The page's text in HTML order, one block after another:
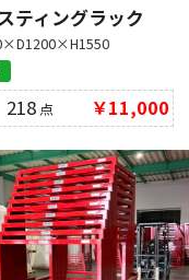
ティングラック
218 点 ￥11,000